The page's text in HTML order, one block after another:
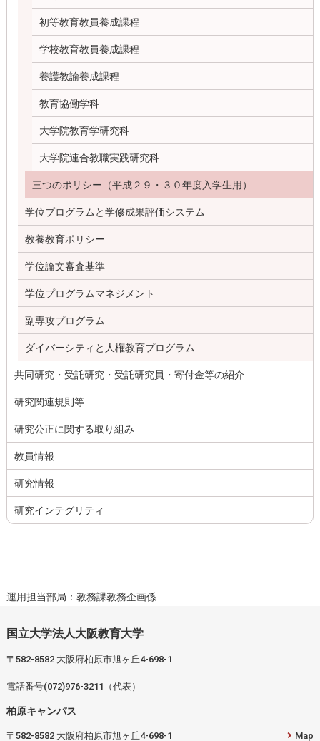
初等教育教員養成課程
学校教育教員養成課程
養護教諭養成課程
教育協働学科
大学院教育学研究科
大学院連合教職実践研究科
三つのポリシー（平成２９・３０年度入学生用）
学位プログラムと学修成果評価システム
教養教育ポリシー
学位論文審査基準
学位プログラムマネジメント
副専攻プログラム
ダイバーシティと人権教育プログラム
共同研究・受託研究・受託研究員・寄付金等の紹介
研究関連規則等
研究公正に関する取り組み
教員情報
研究情報
研究インテグリティ
運用担当部局：教務課教務企画係
国立大学法人大阪教育大学
〒582-8582 大阪府柏原市旭ヶ丘4-698-1
電話番号(072)976-3211（代表）
柏原キャンパス
〒582-8582 大阪府柏原市旭ヶ丘4-698-1 Map